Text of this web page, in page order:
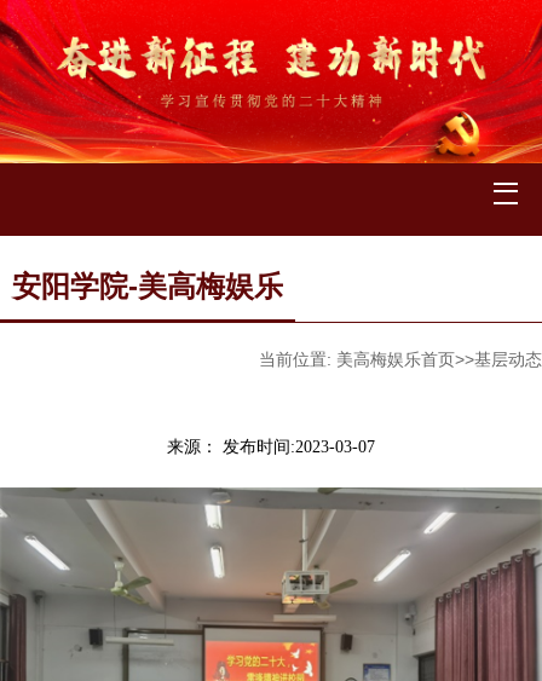
安阳学院-美高梅娱乐
当前位置: 美高梅娱乐首页>>基层动态
来源： 发布时间:2023-03-07